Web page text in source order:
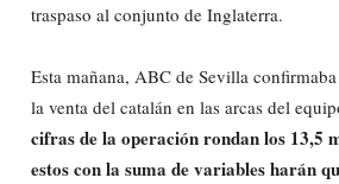
traspaso al conjunto de Inglaterra.
Esta mañana, ABC de Sevilla
la venta del catalán en las arcas del
cifras de la operación rondan los 13,5
estos con la suma de variables harán